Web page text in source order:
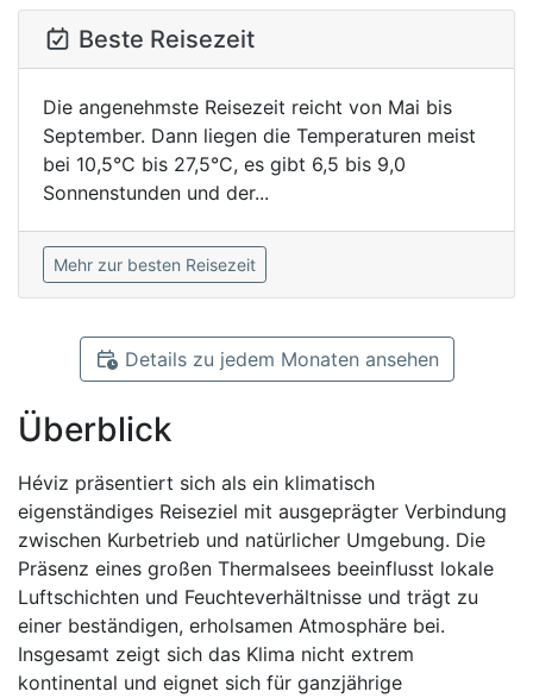
Beste Reisezeit
Die angenehmste Reisezeit reicht von Mai bis
September. Dann liegen die Temperaturen meist
bei 10,5°C bis 27,5°C, es gibt 6,5 bis 9,0
Sonnenstunden und der...
Mehr zur besten Reisezeit
Details zu jedem Monaten ansehen
Überblick
Héviz präsentiert sich als ein klimatisch
eigenständiges Reiseziel mit ausgeprägter Verbindung
zwischen Kurbetrieb und natürlicher Umgebung. Die
Präsenz eines großen Thermalsees beeinflusst lokale
Luftschichten und Feuchteverhältnisse und trägt zu
einer beständigen, erholsamen Atmosphäre bei.
Insgesamt zeigt sich das Klima nicht extrem
kontinental und eignet sich für ganzjährige